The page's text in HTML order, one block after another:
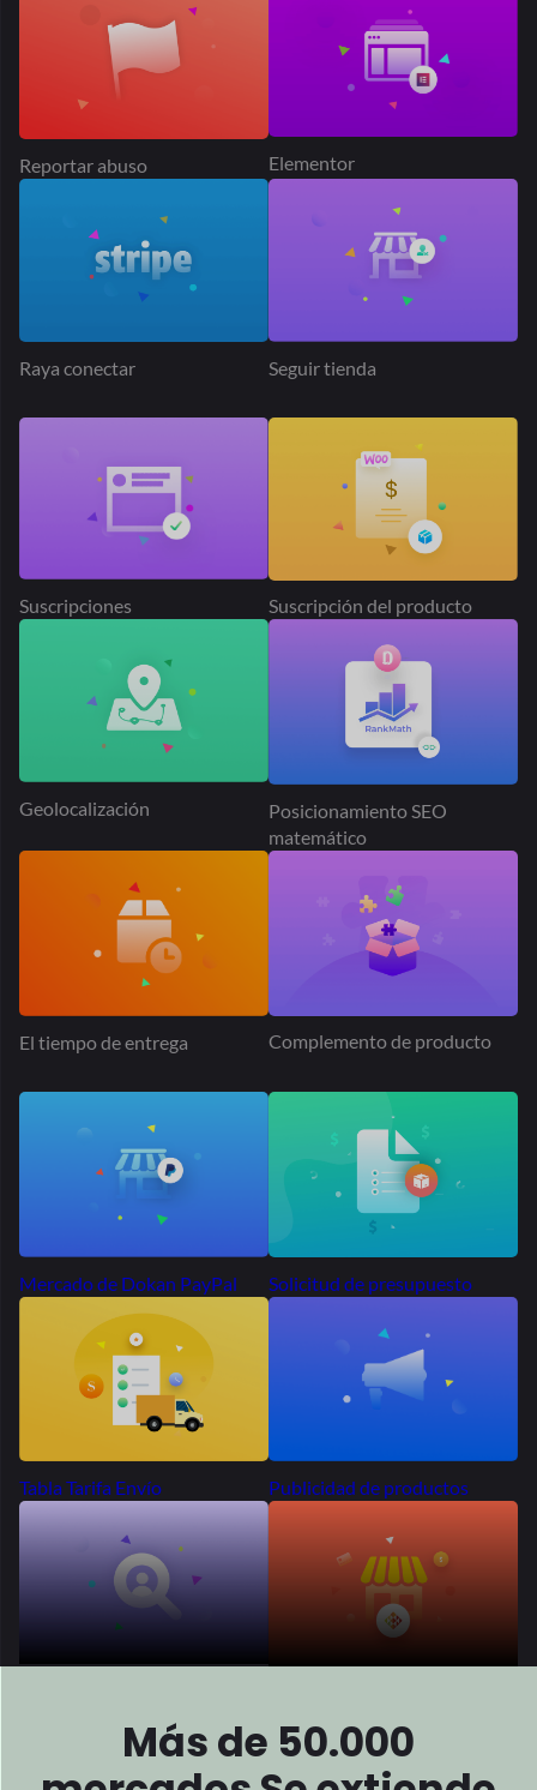
Tabla Tarifa Envío Publicidad de productos
Más de 50.000
mercados
Se extiende
por todo el mundo
Miles de emprendedores en todo el mundo eligieron Dokan
para
construir sus mercados. ¿Porque no tu?
Presentado TodoSobre
el mundo
Nuestro impactante trabajo ha ganado alcance global
reconocimiento por su excelencia, abrazando la aclamación
de todos los rincones del mundo.
Estamos
impulsadospor suÉxito